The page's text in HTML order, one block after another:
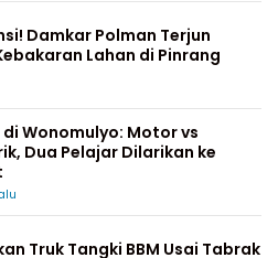
Damkar Polman Terjun
Lahan di Pinrang
Wonomulyo: Motor vs
Dua Pelajar Dilarikan ke
Truk Tangki BBM Usai Tabrak